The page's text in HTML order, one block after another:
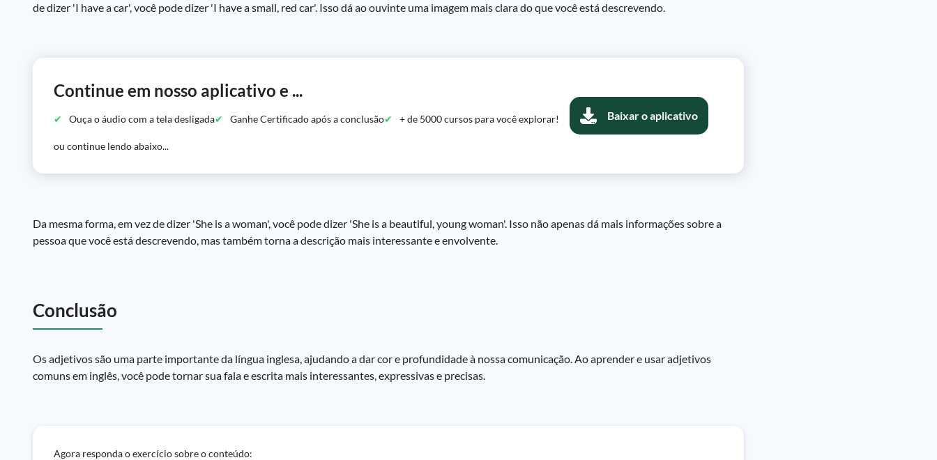
de dizer 'I have a car', você pode dizer 'I have a small, red car'. Isso dá ao ouvinte uma imagem mais clara do que você está descrevendo.
Continue em nosso aplicativo e ...
Ouça o áudio com a tela desligada Ganhe Certificado após a conclusão + de 5000 cursos para você explorar!
ou continue lendo abaixo...
Baixar o aplicativo
Da mesma forma, em vez de dizer 'She is a woman', você pode dizer 'She is a beautiful, young woman'. Isso não apenas dá mais informações sobre a
pessoa que você está descrevendo, mas também torna a descrição mais interessante e envolvente.
Conclusão
Os adjetivos são uma parte importante da língua inglesa, ajudando a dar cor e profundidade à nossa comunicação. Ao aprender e usar adjetivos
comuns em inglês, você pode tornar sua fala e escrita mais interessantes, expressivas e precisas.
Agora responda o exercício sobre o conteúdo: